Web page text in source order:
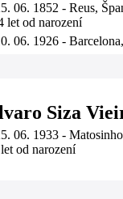
06. 1852 - Reus,
let od narození
06. 1926 -
Siza
06. 1933 -
od narození